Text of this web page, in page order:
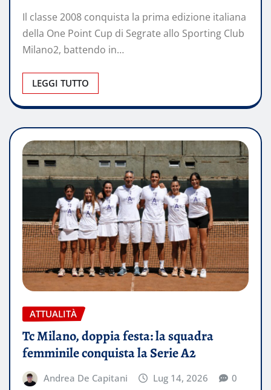
Il classe 2008 conquista la prima edizione italiana
della One Point Cup di Segrate allo Sporting Club
Milano2, battendo in…
LEGGI TUTTO
ATTUALITÀ
Tc Milano, doppia festa: la squadra
femminile conquista la Serie A2
Andrea De Capitani Lug 14, 2026 0